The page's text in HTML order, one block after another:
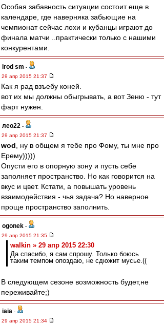
Особая забавность ситуации состоит еще в
календаре, где наверняка забьющие на
чемпионат сейчас лохи и кубанцы играют до
финала матчи ..практически только с нашими
конкурентами.
irod sm -
29 апр 2015 21:37
Как я рад взъебу коней.
вот их мы должны обыгрывать, а вот Зеню - тут
фарт нужен.
лео22 -
29 апр 2015 21:37
wod , ну в общем я тебе про Фому, ты мне про
Ерему)))))
Опусти его в опорную зону и пусть себе
заполняет пространство. Но как говорится на
вкус и цвет. Кстати, а повышать уровень
взаимодействия - чья задача? Но наверное
проще пространство заполнить.
ogonek -
29 апр 2015 21:35
walkin » 29 апр 2015 22:30
Да спасибо, я сам спрошу. Только боюсь
таким темпом опоздаю, не сдюжит мусье.((
В следующем сезоне возможность будет,не
переживайте;)
iaia -
29 апр 2015 21:34